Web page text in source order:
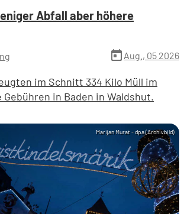
Abfall aber höhere
today Aug., 05 2026
im Schnitt 334 Kilo Müll im
in Baden in Waldshut.
Marijan Murat - dpa (Archivbild)